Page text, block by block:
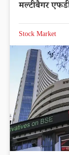
मल्टीबैगर
Stock Market